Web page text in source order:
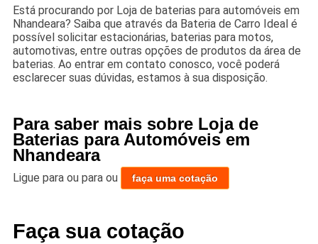
Está procurando por Loja de baterias para automóveis em
Nhandeara? Saiba que através da Bateria de Carro Ideal é
possível solicitar estacionárias, baterias para motos,
automotivas, entre outras opções de produtos da área de
baterias. Ao entrar em contato conosco, você poderá
esclarecer suas dúvidas, estamos à sua disposição.
Para saber mais sobre Loja de
Baterias para Automóveis em
Nhandeara
Ligue para ou para ou faça uma cotação
Faça sua cotação